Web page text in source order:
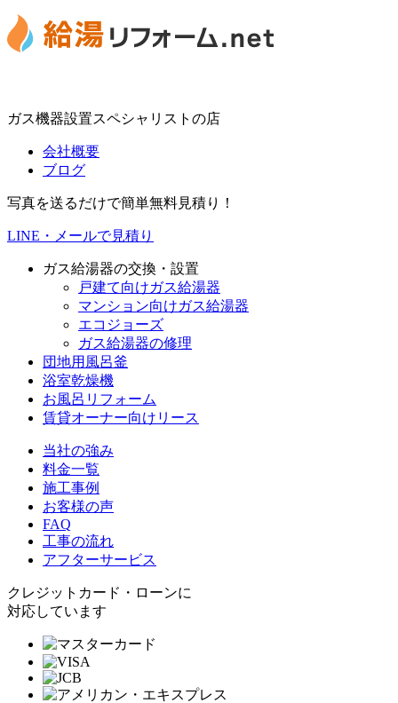
ガス機器設置スペシャリストの店
会社概要
ブログ
写真を送るだけで簡単無料見積り！
LINE・メールで見積り
ガス給湯器の交換・設置
戸建て向けガス給湯器
マンション向けガス給湯器
エコジョーズ
ガス給湯器の修理
団地用風呂釜
浴室乾燥機
お風呂リフォーム
賃貸オーナー向けリース
当社の強み
料金一覧
施工事例
お客様の声
FAQ
工事の流れ
アフターサービス
クレジットカード・ローンに
対応しています